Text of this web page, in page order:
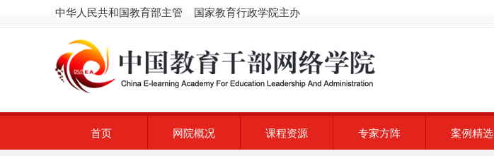
中华人民共和国教育部主管 国家教育行政学院主办
首页 网院概况 课程资源 专家方阵 案例精选